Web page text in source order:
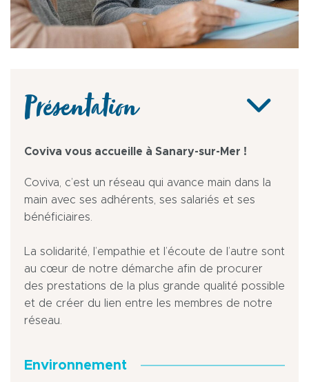
Présentation
Coviva vous accueille à Sanary-sur-Mer !
Coviva, c’est un réseau qui avance main dans la
main avec ses adhérents, ses salariés et ses
bénéficiaires.
La solidarité, l’empathie et l’écoute de l’autre sont
au cœur de notre démarche afin de procurer
des prestations de la plus grande qualité possible
et de créer du lien entre les membres de notre
réseau.
Environnement